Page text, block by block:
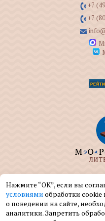
+7
+7
ООО "МОРКНИГА"
реализацией книг
© ООО
Нажмите “ОК”, если вы
условиями обработки
о поведении на сайте,
аналитики. Запретить